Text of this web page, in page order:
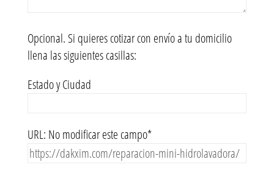
Opcional. Si quieres cotizar con envío a tu domicilio
llena las siguientes casillas:
Estado y Ciudad
URL: No modificar este campo*